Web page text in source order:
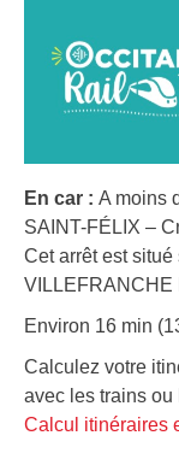
En car : A moins
SAINT-FÉLIX –
Cet arrêt est
VILLEFRANCHE
Environ 16 min
Calculez votre
avec les trains ou
Calcul itinéraires